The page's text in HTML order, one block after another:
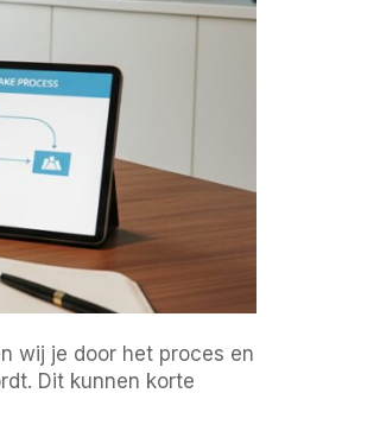
wij je door het proces en
Dit kunnen korte